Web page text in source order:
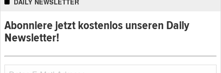
DAILY NEWSLETTER
Abonniere jetzt kostenlos unseren Daily
Newsletter!